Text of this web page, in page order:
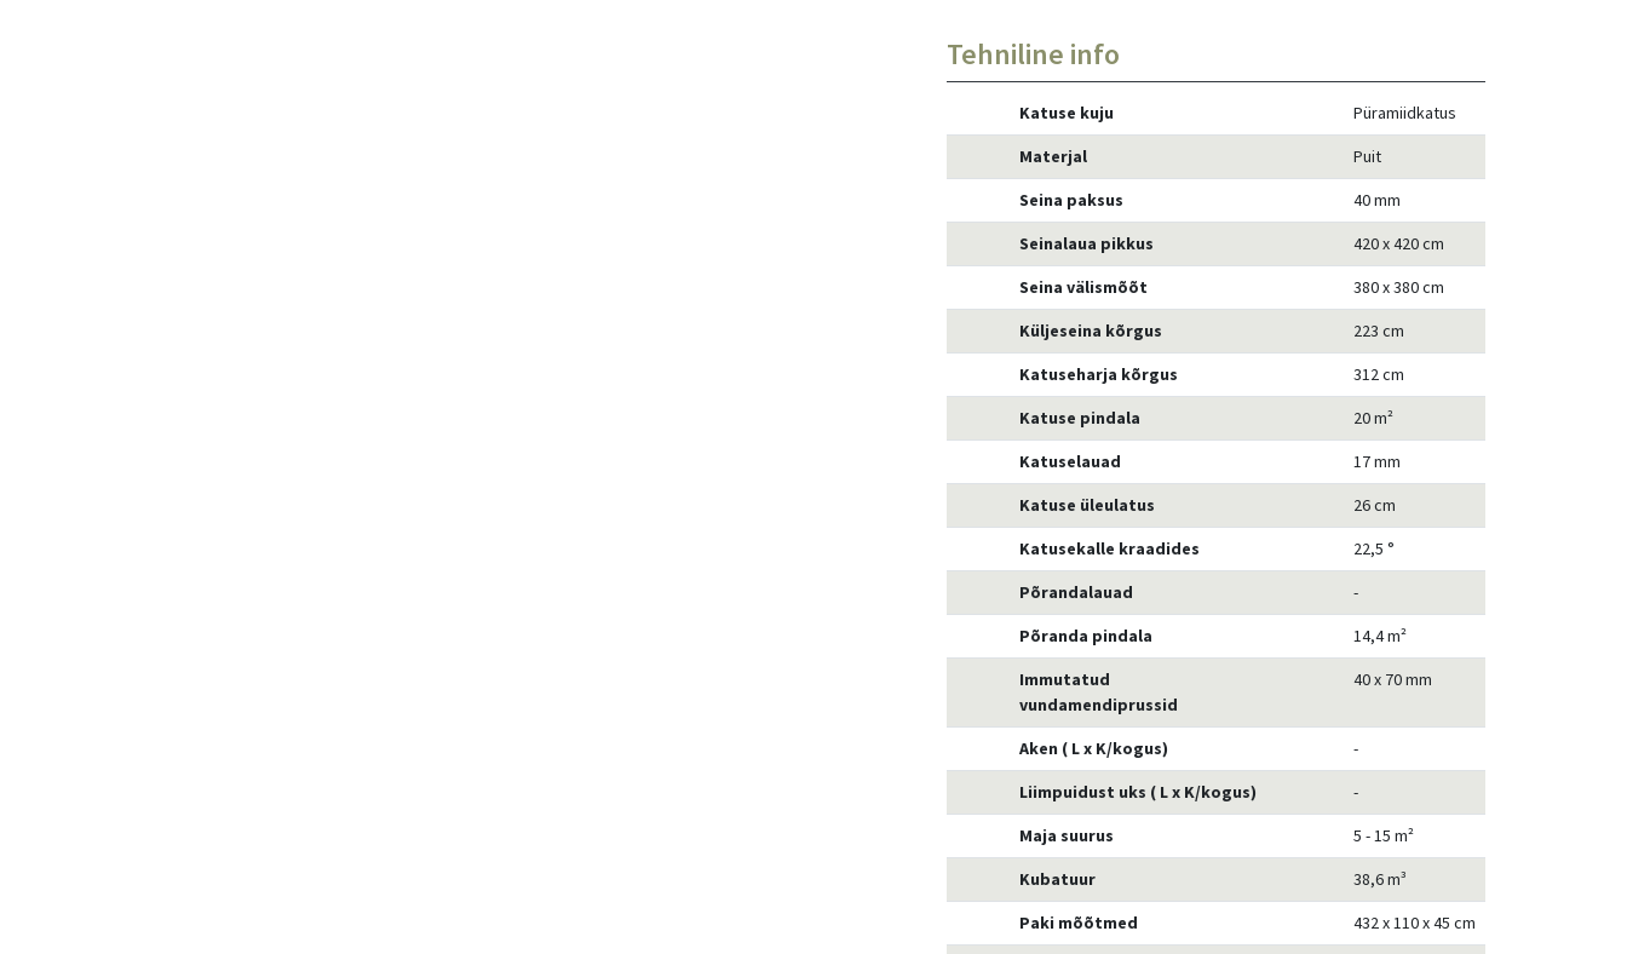
Tehniline info
Katuse kuju
Püramiidkatus
Materjal
Puit
Seina paksus
40 mm
Seinalaua pikkus
420 x 420 cm
Seina välismõõt
380 x 380 cm
Küljeseina kõrgus
223 cm
Katuseharja kõrgus
312 cm
Katuse pindala
20 m²
Katuselauad
17 mm
Katuse üleulatus
26 cm
Katusekalle kraadides
22,5 °
Põrandalauad
-
Põranda pindala
14,4 m²
Immutatud
vundamendiprussid
40 x 70 mm
Aken ( L x K/kogus)
-
Liimpuidust uks ( L x K/kogus)
-
Maja suurus
5 - 15 m²
Kubatuur
38,6 m³
Paki mõõtmed
432 x 110 x 45 cm